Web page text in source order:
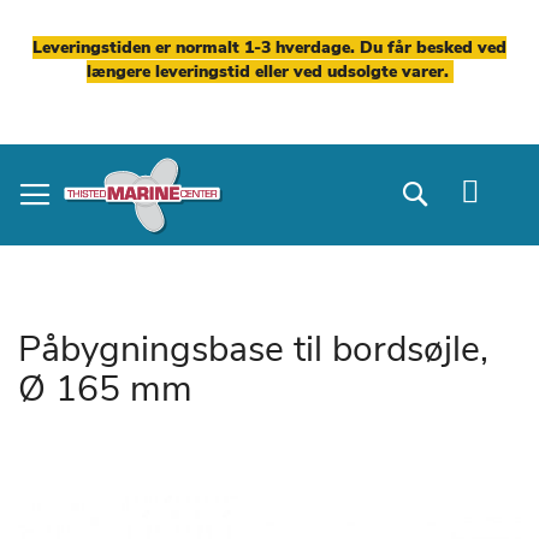
Leveringstiden er normalt 1-3 hverdage. Du får besked ved
længere leveringstid eller ved udsolgte varer.
to
Content
Search
Påbygningsbase til bordsøjle,
Ø 165 mm